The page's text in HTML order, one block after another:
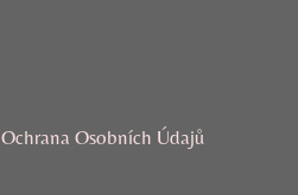
Ochrana Osobních Údajů